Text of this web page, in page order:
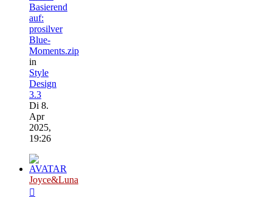
Basierend
auf:
prosilver
Blue-
Moments.zip
in
Style
Design
3.3
Di 8.
Apr
2025,
19:26
Joyce&Luna